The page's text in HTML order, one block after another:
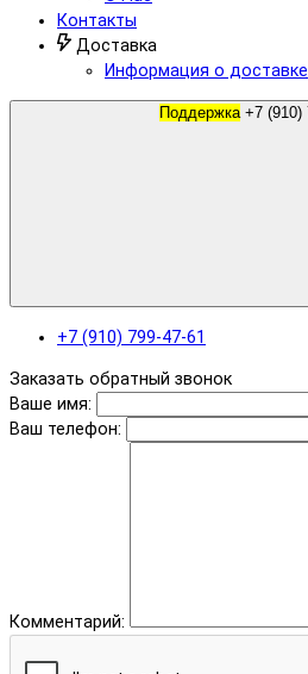
Контакты
Доставка
Информация о доставке
Поддержка
+7 (910) 799-47-61
Заказать обратный звонок
Ваше имя:
Ваш телефон:
Комментарий: